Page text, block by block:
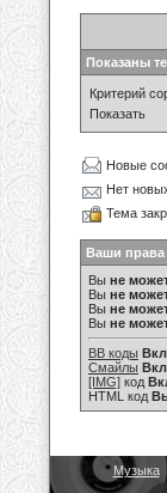
Показаны
Критерий
Показать
Новые
Нет
Тема
Ваши права
Вы не
Вы не
Вы не
Вы не
BB коды
Смайлы
[IMG] код
HTML код
Музыка